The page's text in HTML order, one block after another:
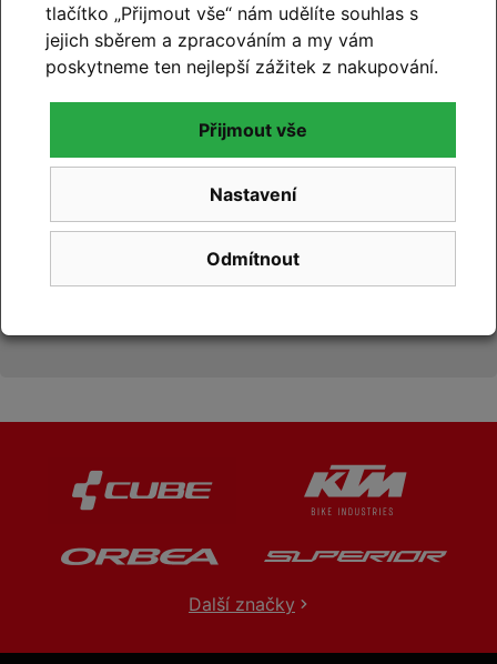
prohlédnout hodnocení
naGoogle.com
zákazníků
prohlédnout hodnocení
Další značky
tlačítko „Přijmout vše“ nám udělíte souhlas s
jejich sběrem a zpracováním a my vám
poskytneme ten nejlepší zážitek z nakupování.
Odmítnout
Nastavení
Přijmout vše